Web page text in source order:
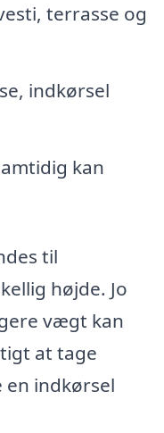
terrasse og
indkørsel
kan
til
højde. Jo
vægt kan
at tage
en indkørsel